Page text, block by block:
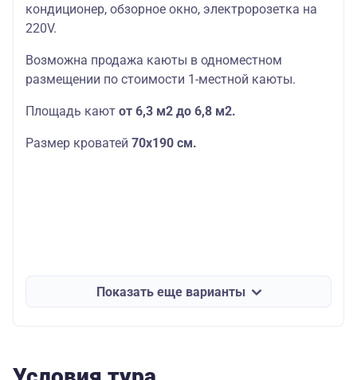
кондиционер, обзорное окно, электророзетка на
220V.
Возможна продажа каюты в одноместном
размещении по стоимости 1-местной каюты.
Площадь кают от 6,3 м2 до 6,8 м2.
Размер кроватей 70х190 см.
Показать еще варианты